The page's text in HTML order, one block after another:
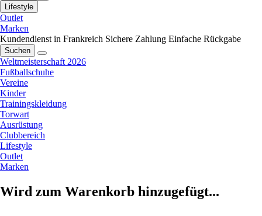
Lifestyle
Outlet
Marken
Kundendienst in Frankreich Sichere Zahlung Einfache Rückgabe
Suchen
Weltmeisterschaft 2026
Fußballschuhe
Vereine
Kinder
Trainingskleidung
Torwart
Ausrüstung
Clubbereich
Lifestyle
Outlet
Marken
Wird zum Warenkorb hinzugefügt...